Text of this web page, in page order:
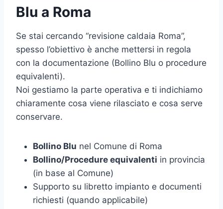
Blu a Roma
Se stai cercando “revisione caldaia Roma”,
spesso l’obiettivo è anche mettersi in regola
con la documentazione (Bollino Blu o procedure
equivalenti).
Noi gestiamo la parte operativa e ti indichiamo
chiaramente cosa viene rilasciato e cosa serve
conservare.
Bollino Blu nel Comune di Roma
Bollino/Procedure equivalenti in provincia
(in base al Comune)
Supporto su libretto impianto e documenti
richiesti (quando applicabile)